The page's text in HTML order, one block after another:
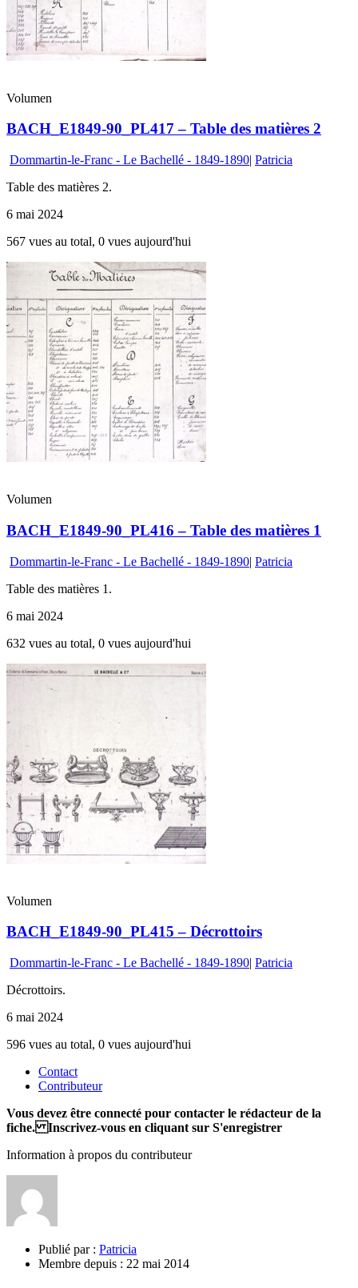
Volumen
BACH_E1849-90_PL417 – Table des matières 2
Dommartin-le-Franc - Le Bachellé - 1849-1890| Patricia
Table des matières 2.
6 mai 2024
567 vues au total, 0 vues aujourd'hui
Volumen
BACH_E1849-90_PL416 – Table des matières 1
Dommartin-le-Franc - Le Bachellé - 1849-1890| Patricia
Table des matières 1.
6 mai 2024
632 vues au total, 0 vues aujourd'hui
Volumen
BACH_E1849-90_PL415 – Décrottoirs
Dommartin-le-Franc - Le Bachellé - 1849-1890| Patricia
Décrottoirs.
6 mai 2024
596 vues au total, 0 vues aujourd'hui
Contact
Contributeur
Vous devez être connecté pour contacter le rédacteur de la
fiche. Inscrivez-vous en cliquant sur S'enregistrer
Information à propos du contributeur
Publié par : Patricia
Membre depuis : 22 mai 2014